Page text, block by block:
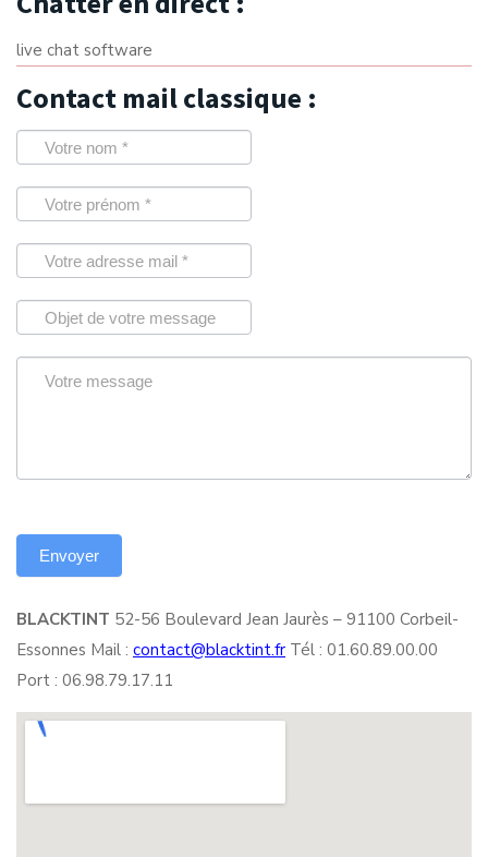
live chat software
Contact mail classique :
BLACKTINT 52-56 Boulevard Jean Jaurès – 91100 Corbeil-
Essonnes Mail : contact@blacktint.fr Tél : 01.60.89.00.00
Port : 06.98.79.17.11